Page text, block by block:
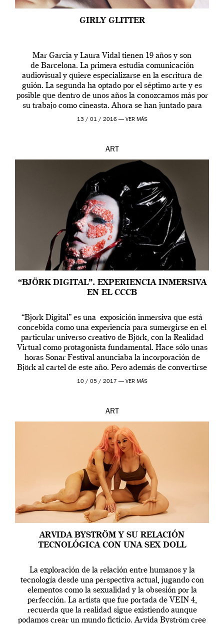
GIRLY GLITTER
Mar Garcia y Laura Vidal tienen 19 años y son
de Barcelona. La primera estudia comunicación
audiovisual y quiere especializarse en la escritura de
guión. La segunda ha optado por el séptimo arte y es
posible que dentro de unos años la conozcamos más por
su trabajo como cineasta. Ahora se han juntado para
contarnos una […]
13 / 01 / 2016 — VER MÁS
ART
“BJÖRK DIGITAL”. EXPERIENCIA INMERSIVA
EN EL CCCB
“Bjork Digital” es una exposición inmersiva que está
concebida como una experiencia para sumergirse en el
particular universo creativo de Björk, con la Realidad
Virtual como protagonista fundamental. Hace sólo unas
horas Sonar Festival anunciaba la incorporación de
Björk al cartel de este año. Pero además de convertirse
en una de las actuaciones más relevantes […]
10 / 05 / 2017 — VER MÁS
ART
ARVIDA BYSTRÖM Y SU RELACIÓN
TECNOLÓGICA CON UNA SEX DOLL
La exploración de la relación entre humanos y la
tecnología desde una perspectiva actual, jugando con
elementos como la sexualidad y la obsesión por la
perfección. La artista que fue portada de VEIN 4,
recuerda que la realidad sigue existiendo aunque
podamos crear un mundo ficticio. Arvida Byström cree